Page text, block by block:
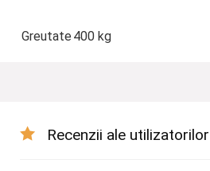
Greutate 400 kg
Recenzii ale utilizatorilor